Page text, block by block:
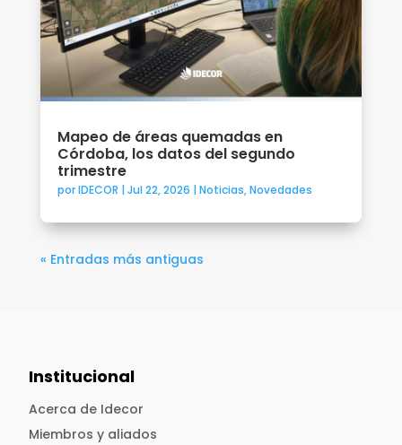
Mapeo de áreas quemadas en
Córdoba, los datos del segundo
trimestre
porIDECOR | Jul 22, 2026 | Noticias,Novedades
« Entradas más antiguas
Institucional
Acerca de Idecor
Miembros y aliados